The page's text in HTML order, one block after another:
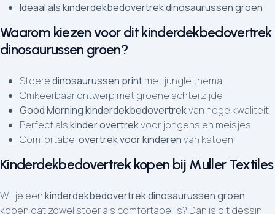
Ideaal als kinderdekbedovertrek dinosaurussen groen
Waarom kiezen voor dit kinderdekbedovertrek
dinosaurussen groen?
Stoeredinosaurussen printmet jungle thema
Omkeerbaar ontwerp met groene achterzijde
Good Morning kinderdekbedovertrekvan hoge kwaliteit
Perfect alskinder overtrekvoor jongens en meisjes
Comfortabelovertrek voor kinderenvan katoen
Kinderdekbedovertrek kopen bij Muller Textiles
Wil je eenkinderdekbedovertrek dinosaurussen groen
kopen dat zowel stoer als comfortabel is? Dan is dit dessin